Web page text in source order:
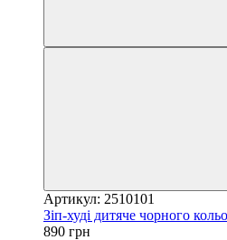
Артикул: 2510101
Зіп-худі дитяче чорного
890 грн